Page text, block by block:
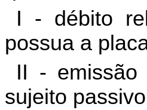
I - débito
possua a
II -
sujeito